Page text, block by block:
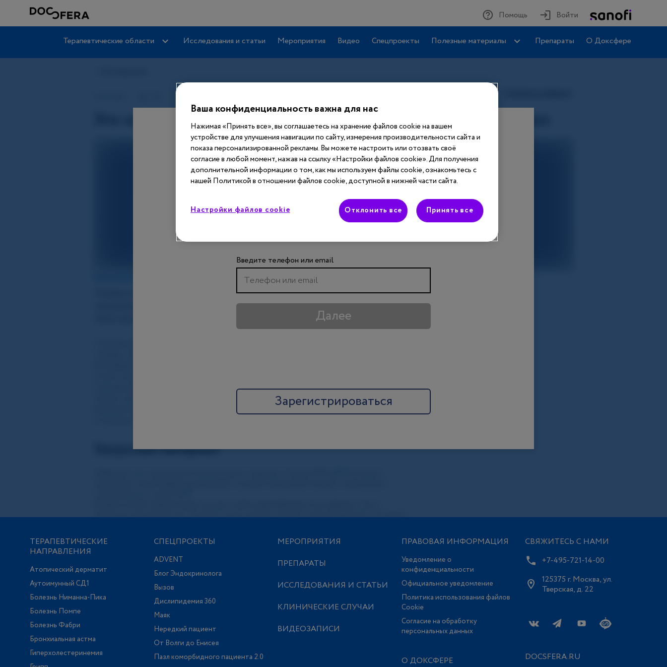
Помощь Войти
Терапевтические области Исследования и статьи Мероприятия Видео Спецпроекты Полезные материалы Препараты О Доксфере
Вход
Этот материал доступен только после
авторизации. Войдите или зарегистрируйтесь,
чтобы получить доступ ко всем материалам
сайта
Введите телефон или email
Далее
Зарегистрироваться
ТЕРАПЕВТИЧЕСКИЕ
НАПРАВЛЕНИЯ
Атопический дерматит
Аутоимунный СД1
Болезнь Ниманна-Пика
Болезнь Помпе
Болезнь Фабри
Бронхиальная астма
Гиперхолестеринемия
СПЕЦПРОЕКТЫ
ADVENT
Блог Эндокринолога
Вызов
Дислипидемия 360
Маяк
Нередкий пациент
От Волги до Енисея
Пазл коморбидного пациента 2.0
МЕРОПРИЯТИЯ
ПРЕПАРАТЫ
ИССЛЕДОВАНИЯ И СТАТЬИ
КЛИНИЧЕСКИЕ СЛУЧАИ
ВИДЕОЗАПИСИ
ПРАВОВАЯ ИНФОРМАЦИЯ
Уведомление о
конфиденциальности
Официальное уведомление
Политика использования файлов
Сookie
Согласие на обработку
персональных данных
О ДОКСФЕРЕ
СВЯЖИТЕСЬ С НАМИ
+7-495-721-14-00
125375 г. Москва, ул.
Тверская, д. 22
DOCSFERA.RU
Ваша конфиденциальность важна для нас
Нажимая «Принять все», вы соглашаетесь на хранение файлов cookie на вашем
устройстве для улучшения навигации по сайту, измерения производительности сайта и
показа персонализированной рекламы. Вы можете настроить или отозвать своё
согласие в любой момент, нажав на ссылку «Настройки файлов cookie». Для получения
дополнительной информации о том, как мы используем файлы cookie, ознакомьтесь с
нашей Политикой в отношении файлов cookie, доступной в нижней части сайта.
Настройки файлов cookie Отклонить все Принять все